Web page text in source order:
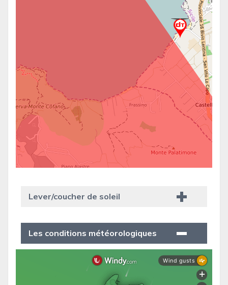
Lever/coucher de soleil
Les conditions météorologiques